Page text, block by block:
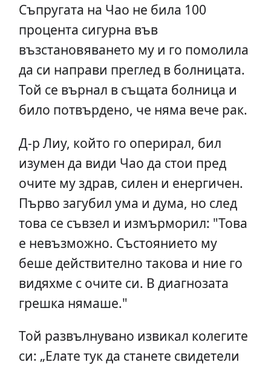
Съпругата на Чао не била 100
процента сигурна във
възстановяването му и го помолила
да си направи преглед в болницата.
Той се върнал в същата болница и
било потвърдено, че няма вече рак.
Д-р Лиу, който го оперирал, бил
изумен да види Чао да стои пред
очите му здрав, силен и енергичен.
Първо загубил ума и дума, но след
това се съвзел и измърморил: "Това
е невъзможно. Състоянието му
беше действително такова и ние го
видяхме с очите си. В диагнозата
грешка нямаше."
Той развълнувано извикал колегите
си: „Елате тук да станете свидетели